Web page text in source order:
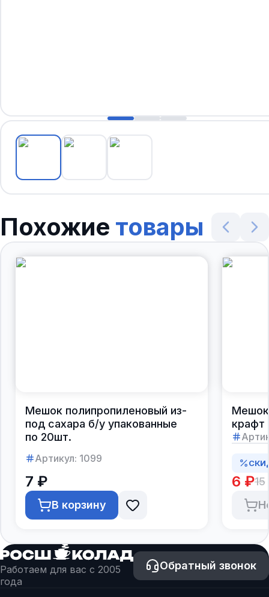
Похожие товары
Мешок полипропиленовый из-
под сахара б/у упакованные
по 20шт.
Артикул: 1099
7 ₽
В корзину
Мешок
крафт
6 ₽15
Работаем для вас с 2005
года
Обратный звонок